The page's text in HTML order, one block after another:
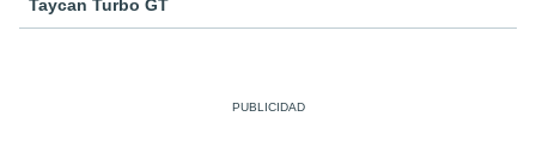
Taycan Turbo GT